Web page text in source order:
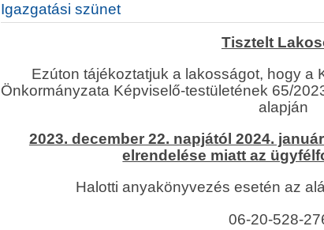
Igazgatási szünet
Tisztelt
Ezúton tájékoztatjuk a lakosságot, hogy a
Önkormányzata Képviselő-testületének 65/
alapján
2023. december 22. napjától 2024.
elrendelése miatt az
Halotti anyakönyvezés esetén az
06-20-528-